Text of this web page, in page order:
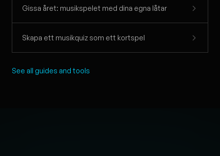
Gissa året: musikspelet med dina egna låtar
Skapa ett musikquiz som ett kortspel
See all guides and tools